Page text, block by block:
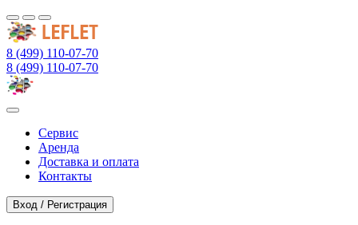
8 (499) 110-07-70
8 (499) 110-07-70
Сервис
Аренда
Доставка и оплата
Контакты
Вход / Регистрация